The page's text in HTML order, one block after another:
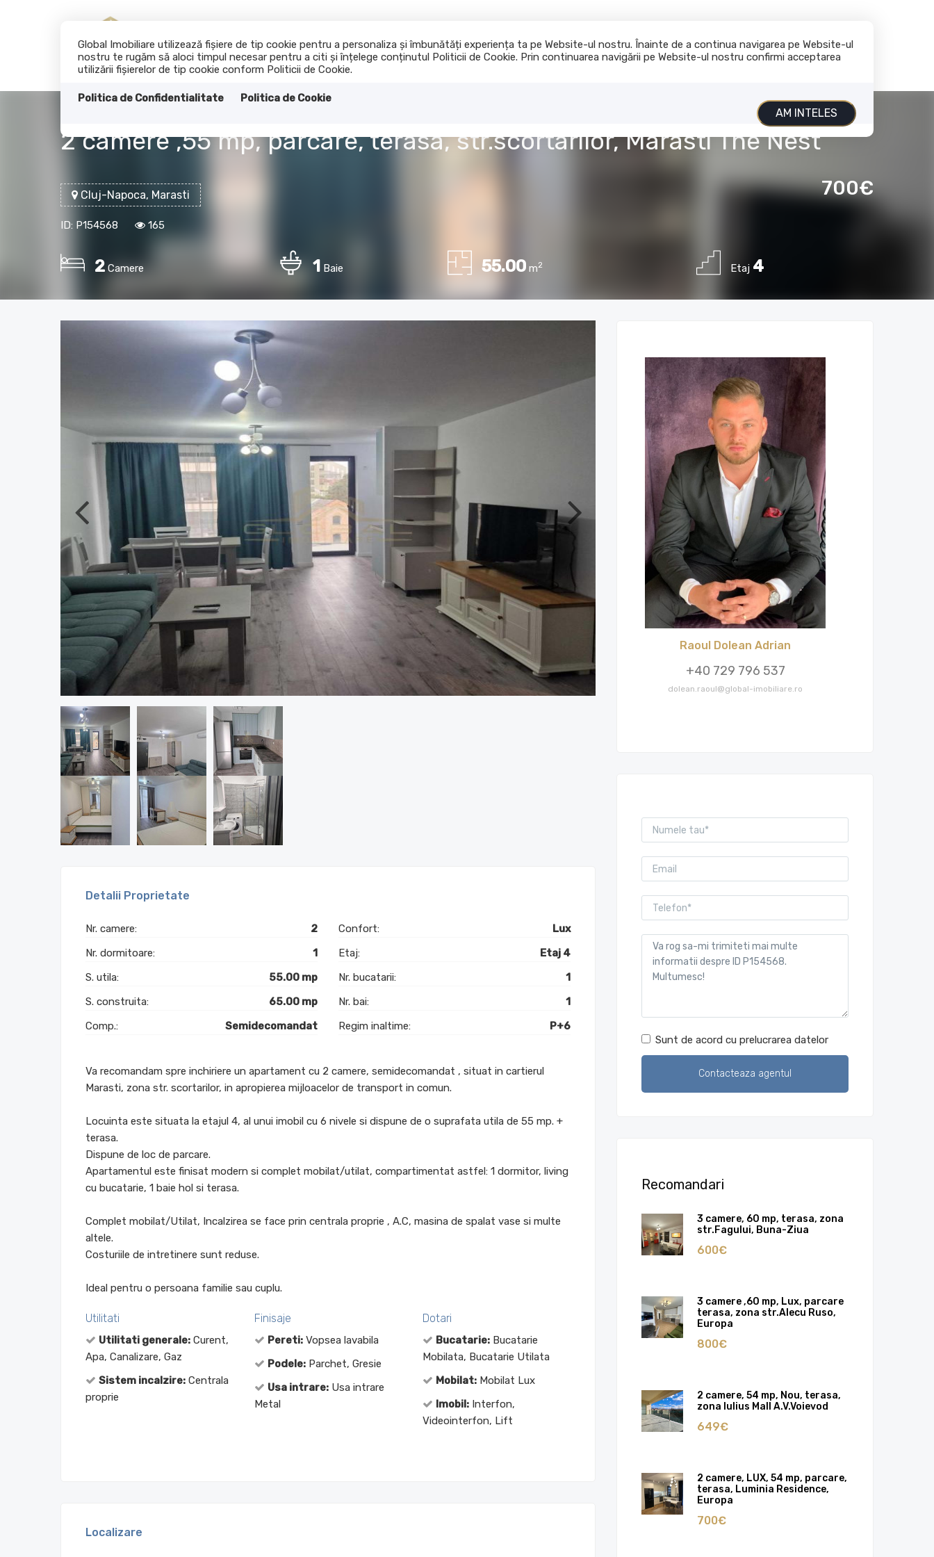
Global Imobiliare utilizează fişiere de tip cookie pentru a personaliza și îmbunătăți experiența ta pe Website-ul nostru. Înainte de a continua navigarea pe Website-ul
nostru te rugăm să aloci timpul necesar pentru a citi și înțelege conținutul Politicii de Cookie. Prin continuarea navigării pe Website-ul nostru confirmi acceptarea
utilizării fişierelor de tip cookie conform Politicii de Cookie.
Politica de Confidentialitate Politica de Cookie
AM INTELES
Acasa Cumpara Inchiriaza Servicii Despre noi Contact
2 camere ,55 mp, parcare, terasa, str.scortarilor, Marasti The Nest
Cluj-Napoca, Marasti 700€
ID: P154568 165
2 Camere 1 Baie 55.00 m2 Etaj 4
Detalii Proprietate
Nr. camere:
2
Nr. dormitoare:
1
S. utila:
55.00 mp
S. construita:
65.00 mp
Comp.:
Semidecomandat
Confort:
Lux
Etaj:
Etaj 4
Nr. bucatarii:
1
Nr. bai:
1
Regim inaltime:
P+6
Va recomandam spre inchiriere un apartament cu 2 camere, semidecomandat , situat in cartierul
Marasti, zona str. scortarilor, in apropierea mijloacelor de transport in comun.
Locuinta este situata la etajul 4, al unui imobil cu 6 nivele si dispune de o suprafata utila de 55 mp. +
terasa.
Dispune de loc de parcare.
Apartamentul este finisat modern si complet mobilat/utilat, compartimentat astfel: 1 dormitor, living
cu bucatarie, 1 baie hol si terasa.
Complet mobilat/Utilat, Incalzirea se face prin centrala proprie , A.C, masina de spalat vase si multe
altele.
Costuriile de intretinere sunt reduse.
Ideal pentru o persoana familie sau cuplu.
Utilitati
Utilitati generale: Curent,
Apa, Canalizare, Gaz
Sistem incalzire: Centrala
proprie
Finisaje
Pereti:Vopsea lavabila
Podele:Parchet, Gresie
Usa intrare:Usa intrare
Metal
Dotari
Bucatarie: Bucatarie
Mobilata, Bucatarie Utilata
Mobilat: Mobilat Lux
Imobil: Interfon,
Videointerfon, Lift
Localizare
Raoul Dolean Adrian
+40 729 796 537
dolean.raoul@global-imobiliare.ro
Sunt de acord cu prelucrarea datelor
Recomandari
3 camere, 60 mp, terasa, zona
str.Fagului, Buna-Ziua
600€
3 camere ,60 mp, Lux, parcare
terasa, zona str.Alecu Ruso,
Europa
800€
2 camere, 54 mp, Nou, terasa,
zona Iulius Mall A.V.Voievod
649€
2 camere, LUX, 54 mp, parcare,
terasa, Luminia Residence,
Europa
700€